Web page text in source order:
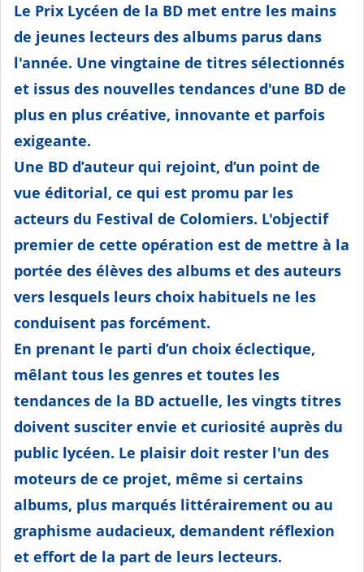
Le Prix Lycéen de la BD met entre les mains
de jeunes lecteurs des albums parus dans
l'année. Une vingtaine de titres sélectionnés
et issus des nouvelles tendances d'une BD de
plus en plus créative, innovante et parfois
exigeante.
Une BD d’auteur qui rejoint, d’un point de
vue éditorial, ce qui est promu par les
acteurs du Festival de Colomiers. L'objectif
premier de cette opération est de mettre à la
portée des élèves des albums et des auteurs
vers lesquels leurs choix habituels ne les
conduisent pas forcément.
En prenant le parti d’un choix éclectique,
mêlant tous les genres et toutes les
tendances de la BD actuelle, les vingts titres
doivent susciter envie et curiosité auprès du
public lycéen. Le plaisir doit rester l'un des
moteurs de ce projet, même si certains
albums, plus marqués littérairement ou au
graphisme audacieux, demandent réflexion
et effort de la part de leurs lecteurs.